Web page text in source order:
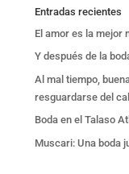
Entradas recientes
El amor es la mejor
Y después de la
Al mal tiempo,
resguardarse del
Boda en el Talaso
Muscari: Una boda